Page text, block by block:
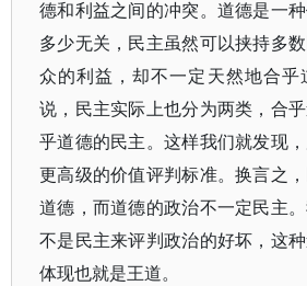
德和利益之间的冲突。道德是一
多少无关，民主虽然可以挟持多
众的利益，却不一定天然地合乎
说，民主实际上也分为两类，合
乎道德的民主。这样我们就发现
更高级的价值评判标准。换言之
道德，而道德的政治不一定民主
不是民主来评判政治的好坏，这
体现也就是王道。